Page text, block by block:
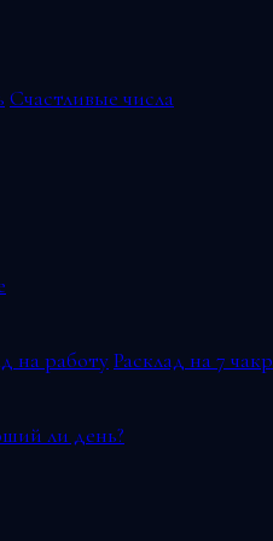
Счастливые числа
на работуРасклад на 7 чакр
ли день?